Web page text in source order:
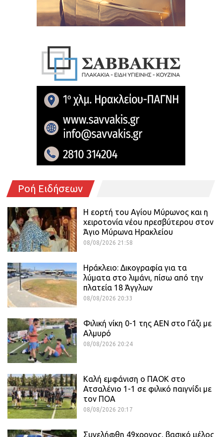
Ροή Ειδήσεων
Η εορτή του Αγίου Μύρωνος και η
χειροτονία νέου πρεσβύτερου στον
Άγιο Μύρωνα Ηρακλείου
08/08/2026 21:58
Ηράκλειο: Δικογραφία για τα
λύματα στο λιμάνι, πίσω από την
πλατεία 18 Άγγλων
08/08/2026 20:33
Φιλική νίκη 0-1 της ΑΕΝ στο Γάζι με
Αλμυρό
08/08/2026 20:24
Καλή εμφάνιση ο ΠΑΟΚ στο
Ατσαλένιο 1-1 σε φιλικό παιγνίδι με
τον ΠΟΑ
08/08/2026 20:17
Συνελήφθη 49χρονος, βασικό μέλος